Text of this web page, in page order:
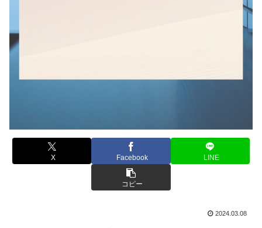
X Facebook LINE
コピー
2024.03.08